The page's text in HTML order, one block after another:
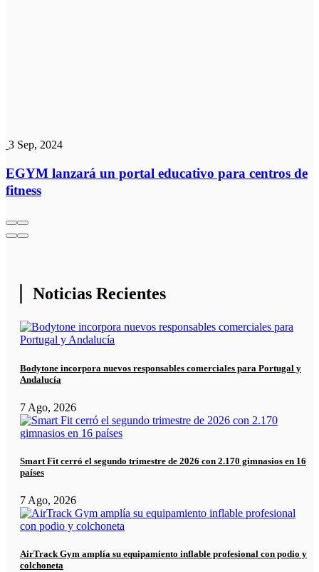
3 Sep, 2024
EGYM lanzará un portal educativo para centros de
fitness
Noticias Recientes
Bodytone incorpora nuevos responsables comerciales para Portugal y
Andalucía
7 Ago, 2026
Smart Fit cerró el segundo trimestre de 2026 con 2.170 gimnasios en 16
países
7 Ago, 2026
AirTrack Gym amplía su equipamiento inflable profesional con podio y
colchoneta